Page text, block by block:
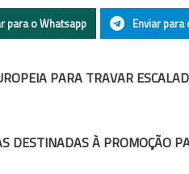
para o Whatsapp Enviar para
PARA TRAVAR
À PROMOÇÃO